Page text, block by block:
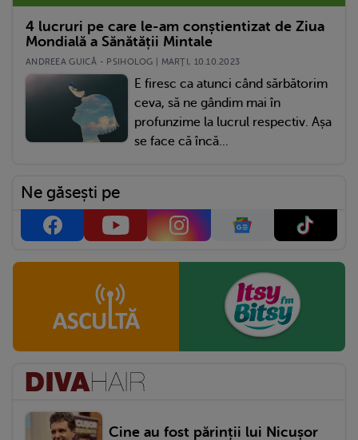
4 lucruri pe care le-am conștientizat de Ziua
Mondială a Sănătății Mintale
ANDREEA GUICĂ - PSIHOLOG | MARŢI, 10.10.2023
E firesc ca atunci când sărbătorim
ceva, să ne gândim mai în
profunzime la lucrul respectiv. Așa
se face că încă...
Ne găsești pe
Cine au fost părinții lui Nicușor